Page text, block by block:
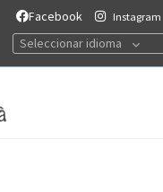
Facebook Instagram
Seleccionar idioma